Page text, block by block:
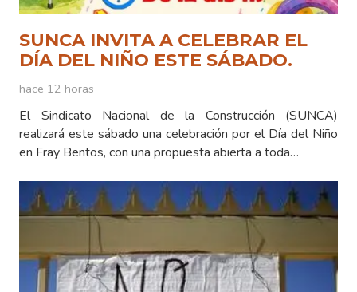
SUNCA INVITA A CELEBRAR EL
DÍA DEL NIÑO ESTE SÁBADO.
hace 12 horas
El Sindicato Nacional de la Construcción (SUNCA)
realizará este sábado una celebración por el Día del Niño
en Fray Bentos, con una propuesta abierta a toda…